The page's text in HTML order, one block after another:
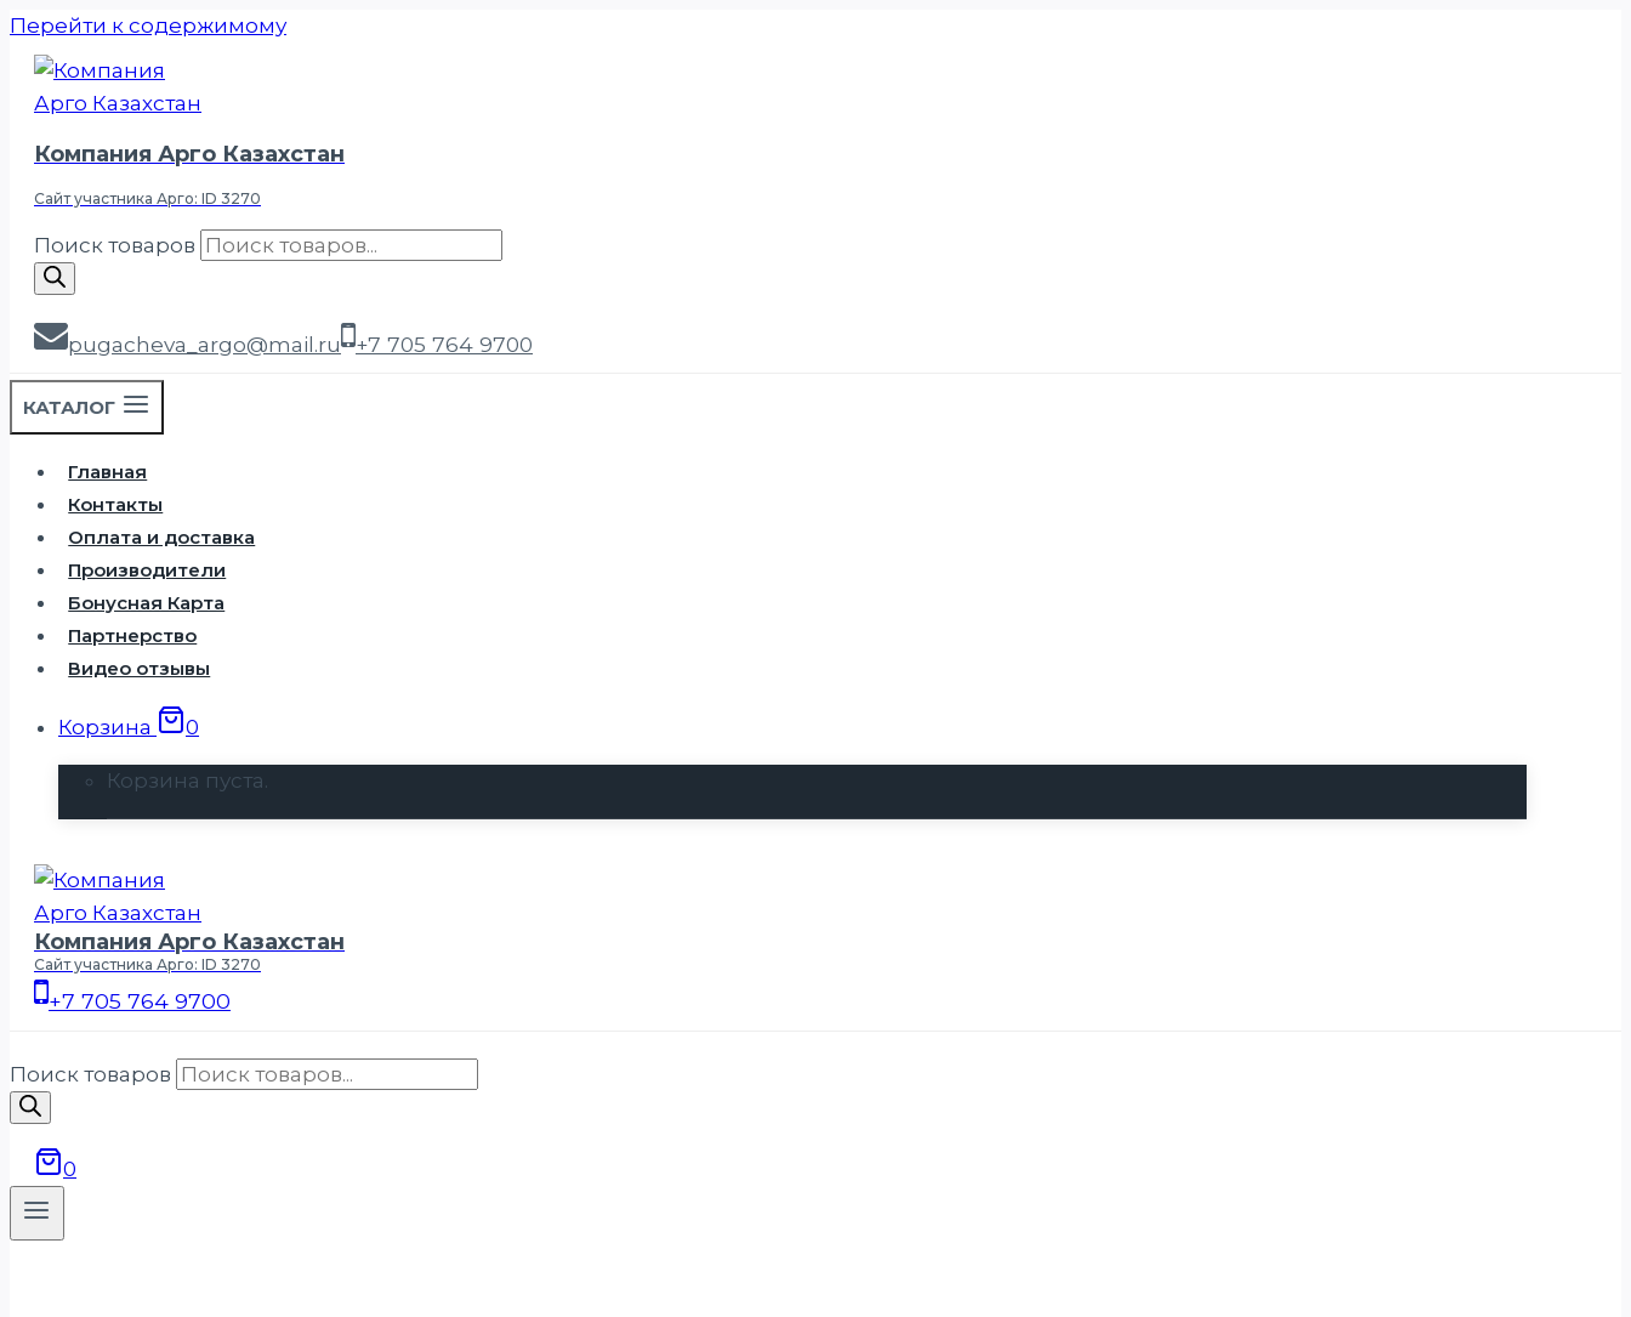
Перейти к содержимому
Компания Арго Казахстан
Сайт участника Арго: ID 3270
Поиск товаров
pugacheva_argo@mail.ru +7 705 764 9700
КАТАЛОГ
Главная
Контакты
Оплата и доставка
Производители
Бонусная Карта
Партнерство
Видео отзывы
Корзина 0
Корзина пуста.
Компания Арго Казахстан
Сайт участника Арго: ID 3270
+7 705 764 9700
Поиск товаров
0